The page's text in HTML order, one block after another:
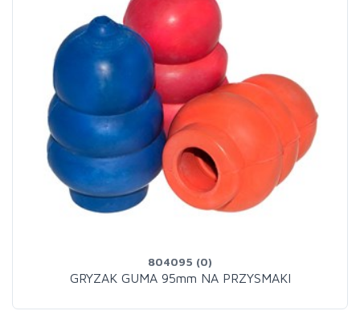
804095 (0)
GRYZAK GUMA 95mm NA PRZYSMAKI